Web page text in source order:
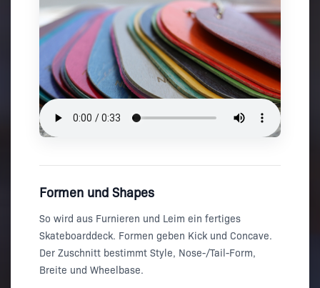
Formen und Shapes
So wird aus Furnieren und Leim ein fertiges
Skateboarddeck. Formen geben Kick und Concave.
Der Zuschnitt bestimmt Style, Nose-/Tail-Form,
Breite und Wheelbase.